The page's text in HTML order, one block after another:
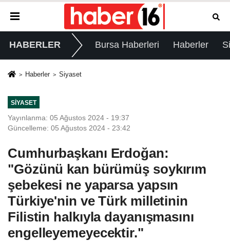
HABERLER Bursa Haberleri Haberler
Haberler Siyaset
SIYASET
Yayınlanma: 05 Ağustos 2024 - 19:37
Güncelleme: 05 Ağustos 2024 - 23:42
Cumhurbaşkanı Erdoğan:
"Gözünü kan bürümüş soykırım
şebekesi ne yaparsa yapsın
Türkiye'nin ve Türk milletinin
Filistin halkıyla dayanışmasını
engelleyemeyecektir."